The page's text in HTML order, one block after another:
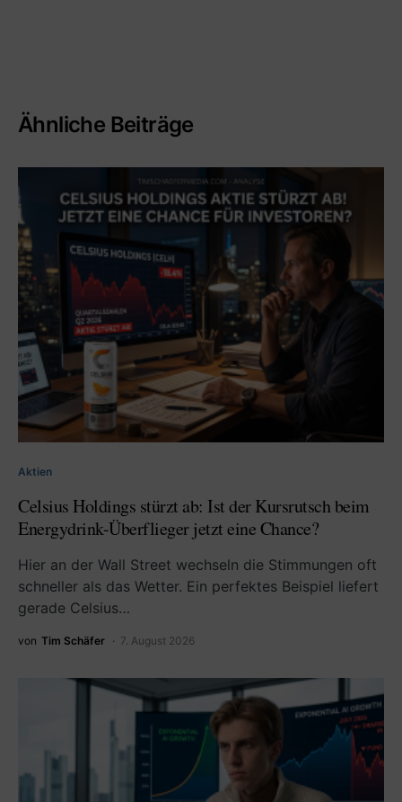
Ähnliche Beiträge
Aktien
Celsius Holdings stürzt ab: Ist der Kursrutsch beim
Energydrink-Überflieger jetzt eine Chance?
Hier an der Wall Street wechseln die Stimmungen oft
schneller als das Wetter. Ein perfektes Beispiel liefert
gerade Celsius…
von Tim Schäfer 7. August 2026